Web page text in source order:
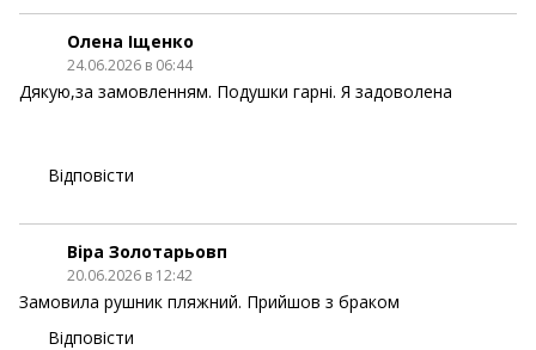
Олена Іщенко
24.06.2026 в 06:44
Дякую,за замовленням. Подушки гарні. Я задоволена
Відповісти
Віра Золотарьовп
20.06.2026 в 12:42
Замовила рушник пляжний. Прийшов з браком
Відповісти